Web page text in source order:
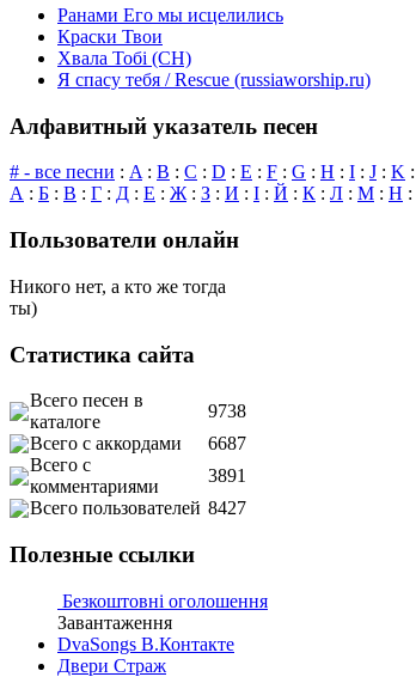
Ранами Его мы исцелились
Краски Твои
Хвала Тобі (СН)
Я спасу тебя / Rescue (russiaworship.ru)
Алфавитный указатель песен
# - все песни : A : B : C : D : E : F : G : H : I : J : K :
А : Б : В : Г : Д : Е : Ж : З : И : І : Й : К : Л : М : Н :
Пользователи онлайн
Никого нет, а кто же тогда
ты)
Статистика сайта
Всего песен в
каталоге
9738
Всего с аккордами
6687
Всего с
комментариями
3891
Всего пользователей 8427
Полезные ссылки
Безкоштовні оголошення
Завантаження
DvaSongs В.Контакте
Двери Страж